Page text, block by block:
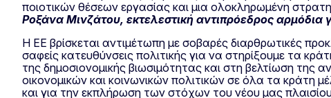
ποιοτικών θέσεων εργασίας και μια ολοκληρωμένη
Ροξάνα Μινζάτου, εκτελεστική αντιπρόεδρος αρμόδια
Η ΕΕ βρίσκεται αντιμέτωπη με σοβαρές διαρθρωτικές
σαφείς κατευθύνσεις πολιτικής για να στηρίξουμε τα
της δημοσιονομικής βιωσιμότητας και στη βελτίωση της
οικονομικών και κοινωνικών πολιτικών σε όλα τα κράτη
και για την εκπλήρωση των στόχων του νέου μας πλαισίου